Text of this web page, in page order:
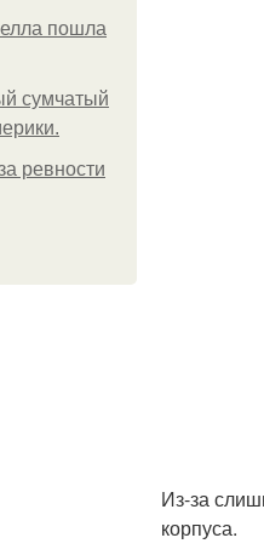
пошла
сумчатый
ревности
Из-за
корпуса.